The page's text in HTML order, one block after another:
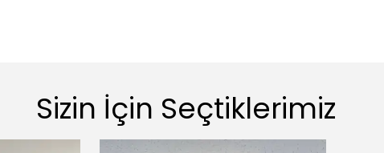
Sizin İçin Seçtiklerimiz